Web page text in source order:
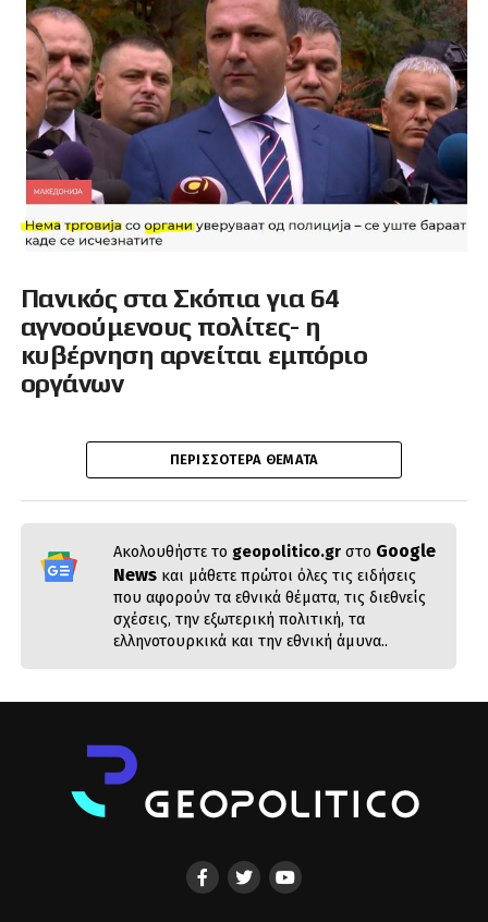
Πανικός στα Σκόπια για 64
αγνοούμενους πολίτες- η
κυβέρνηση αρνείται εμπόριο
οργάνων
ΠΕΡΙΣΣΌΤΕΡΑ ΘΈΜΑΤΑ
Ακολουθήστε το geopolitico.grστο Google
Newsκαι μάθετε πρώτοι όλες τις ειδήσεις
που αφορούν τα εθνικά θέματα, τις διεθνείς
σχέσεις, την εξωτερική πολιτική, τα
ελληνοτουρκικά και την εθνική άμυνα..